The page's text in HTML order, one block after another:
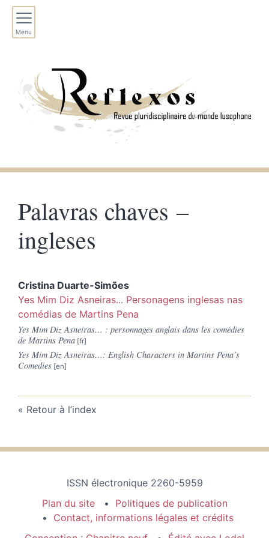
Menu
Palavras chaves –
ingleses
Cristina Duarte-Simões
Yes Mim Diz Asneiras... Personagens inglesas nas
comédias de Martins Pena
Yes Mim Diz Asneiras… : personnages anglais dans les comédies
de Martins Pena
Yes Mim Diz Asneiras…: English Characters in Martins Pena’s
Comedies
Retour à l’index
ISSN électronique 2260-5959
Plan du site
Politiques de publication
Contact, informations légales et crédits